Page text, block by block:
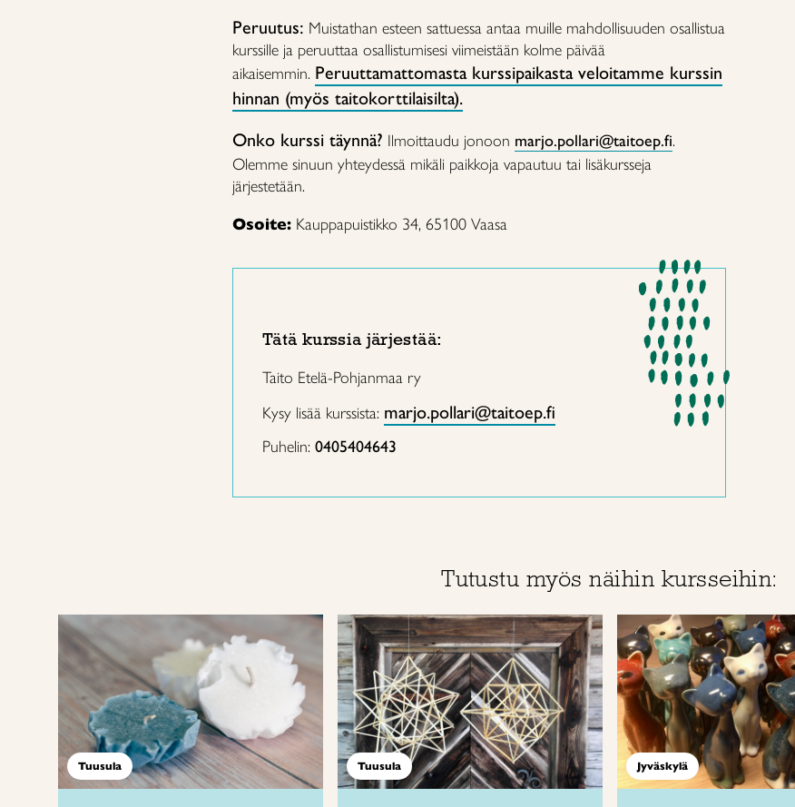
Peruutus: Muistathan esteen sattuessa antaa muille mahdollisuuden osallistua
kurssille ja peruuttaa osallistumisesi viimeistään kolme päivää
aikaisemmin. Peruuttamattomasta kurssipaikasta veloitamme kurssin
hinnan (myös taitokorttilaisilta).
Onko kurssi täynnä? Ilmoittaudu jonoon marjo.pollari@taitoep.fi.
Olemme sinuun yhteydessä mikäli paikkoja vapautuu tai lisäkursseja
järjestetään.
Osoite: Kauppapuistikko 34, 65100 Vaasa
Tätä kurssia järjestää:
Taito Etelä-Pohjanmaa ry
Kysy lisää kurssista: marjo.pollari@taitoep.fi
Puhelin: 0405404643
Tutustu myös näihin kursseihin:
Tuusula Tuusula Jyväskylä